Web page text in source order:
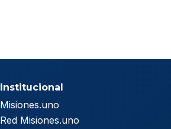
Institucional
Misiones.uno
Red Misiones.uno